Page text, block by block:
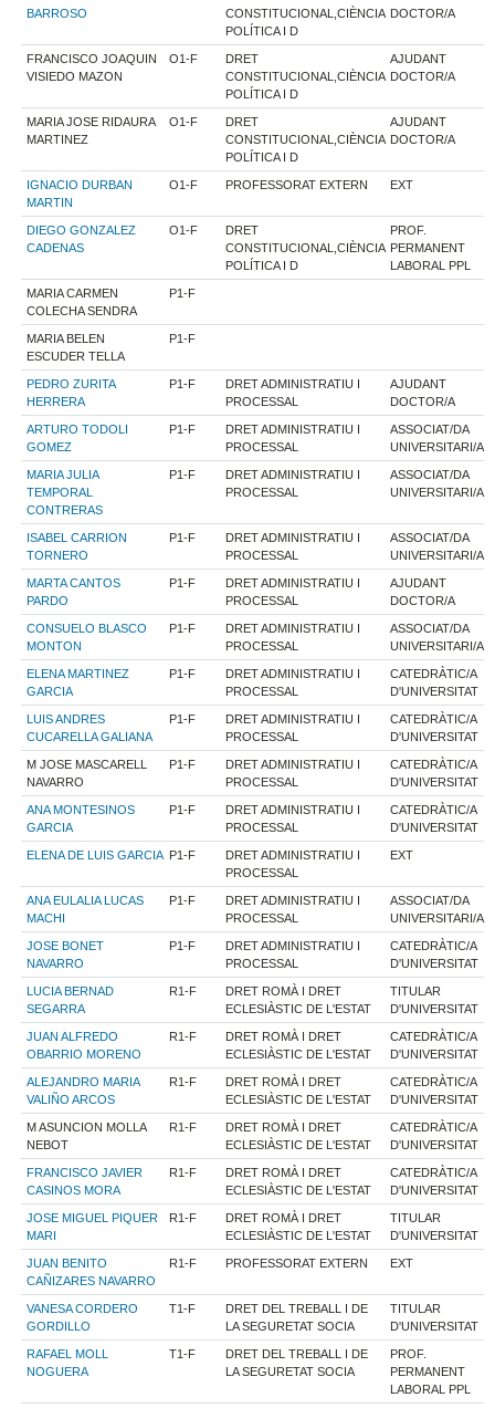
BARROSO
CONSTITUCIONAL,CIÈNCIA
POLÍTICA I D
DOCTOR/A
FRANCISCO JOAQUIN
VISIEDO MAZON
O1-F
DRET
CONSTITUCIONAL,CIÈNCIA
POLÍTICA I D
AJUDANT
DOCTOR/A
MARIA JOSE RIDAURA
MARTINEZ
O1-F
DRET
CONSTITUCIONAL,CIÈNCIA
POLÍTICA I D
AJUDANT
DOCTOR/A
IGNACIO DURBAN
MARTIN
O1-F PROFESSORAT EXTERN EXT
DIEGO GONZALEZ
CADENAS
O1-F
DRET
CONSTITUCIONAL,CIÈNCIA
POLÍTICA I D
PROF.
PERMANENT
LABORAL PPL
MARIA CARMEN
COLECHA SENDRA
P1-F
MARIA BELEN
ESCUDER TELLA
P1-F
PEDRO ZURITA
HERRERA
P1-F
DRET ADMINISTRATIU I
PROCESSAL
AJUDANT
DOCTOR/A
ARTURO TODOLI
GOMEZ
P1-F
DRET ADMINISTRATIU I
PROCESSAL
ASSOCIAT/DA
UNIVERSITARI/A
MARIA JULIA
TEMPORAL
CONTRERAS
P1-F
DRET ADMINISTRATIU I
PROCESSAL
ASSOCIAT/DA
UNIVERSITARI/A
ISABEL CARRION
TORNERO
P1-F
DRET ADMINISTRATIU I
PROCESSAL
ASSOCIAT/DA
UNIVERSITARI/A
MARTA CANTOS
PARDO
P1-F
DRET ADMINISTRATIU I
PROCESSAL
AJUDANT
DOCTOR/A
CONSUELO BLASCO
MONTON
P1-F
DRET ADMINISTRATIU I
PROCESSAL
ASSOCIAT/DA
UNIVERSITARI/A
ELENA MARTINEZ
GARCIA
P1-F
DRET ADMINISTRATIU I
PROCESSAL
CATEDRÀTIC/A
D'UNIVERSITAT
LUIS ANDRES
CUCARELLA GALIANA
P1-F
DRET ADMINISTRATIU I
PROCESSAL
CATEDRÀTIC/A
D'UNIVERSITAT
M JOSE MASCARELL
NAVARRO
P1-F
DRET ADMINISTRATIU I
PROCESSAL
CATEDRÀTIC/A
D'UNIVERSITAT
ANA MONTESINOS
GARCIA
P1-F
DRET ADMINISTRATIU I
PROCESSAL
CATEDRÀTIC/A
D'UNIVERSITAT
ELENA DE LUIS GARCIA P1-F
DRET ADMINISTRATIU I
PROCESSAL
EXT
ANA EULALIA LUCAS
MACHI
P1-F
DRET ADMINISTRATIU I
PROCESSAL
ASSOCIAT/DA
UNIVERSITARI/A
JOSE BONET
NAVARRO
P1-F
DRET ADMINISTRATIU I
PROCESSAL
CATEDRÀTIC/A
D'UNIVERSITAT
LUCIA BERNAD
SEGARRA
R1-F
DRET ROMÀ I DRET
ECLESIÀSTIC DE L'ESTAT
TITULAR
D'UNIVERSITAT
JUAN ALFREDO
OBARRIO MORENO
R1-F
DRET ROMÀ I DRET
ECLESIÀSTIC DE L'ESTAT
CATEDRÀTIC/A
D'UNIVERSITAT
ALEJANDRO MARIA
VALIÑO ARCOS
R1-F
DRET ROMÀ I DRET
ECLESIÀSTIC DE L'ESTAT
CATEDRÀTIC/A
D'UNIVERSITAT
M ASUNCION MOLLA
NEBOT
R1-F
DRET ROMÀ I DRET
ECLESIÀSTIC DE L'ESTAT
CATEDRÀTIC/A
D'UNIVERSITAT
FRANCISCO JAVIER
CASINOS MORA
R1-F
DRET ROMÀ I DRET
ECLESIÀSTIC DE L'ESTAT
CATEDRÀTIC/A
D'UNIVERSITAT
JOSE MIGUEL PIQUER
MARI
R1-F
DRET ROMÀ I DRET
ECLESIÀSTIC DE L'ESTAT
TITULAR
D'UNIVERSITAT
JUAN BENITO
CAÑIZARES NAVARRO
R1-F PROFESSORAT EXTERN EXT
VANESA CORDERO
GORDILLO
T1-F
DRET DEL TREBALL I DE
LA SEGURETAT SOCIA
TITULAR
D'UNIVERSITAT
RAFAEL MOLL
NOGUERA
T1-F
DRET DEL TREBALL I DE
LA SEGURETAT SOCIA
PROF.
PERMANENT
LABORAL PPL